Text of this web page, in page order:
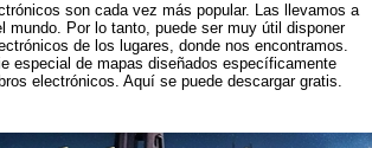
son cada vez más popular. Las llevamos a
mundo. Por lo tanto, puede ser muy útil disponer
de los lugares, donde nos encontramos.
especial de mapas diseñados específicamente
electrónicos. Aquí se puede descargar gratis.